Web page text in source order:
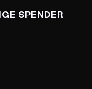
SPENDER